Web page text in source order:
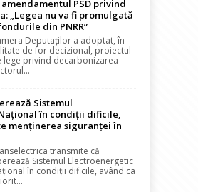
PSD privind
„Legea nu va fi promulgată
din PNRR”
Deputaților a adoptat, în
de for decizional, proiectul
lege privind decarbonizarea
Sistemul
în condiții dificile,
menținerea siguranței în
transmite că
Sistemul Electroenergetic
în condiții dificile, având ca